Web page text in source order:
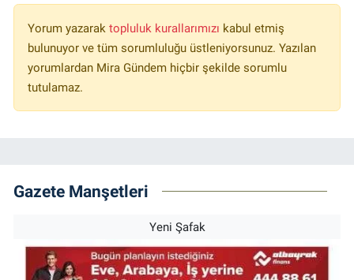
Yorum yazarak topluluk kurallarımızı kabul etmiş
bulunuyor ve tüm sorumluluğu üstleniyorsunuz. Yazılan
yorumlardan Mira Gündem hiçbir şekilde sorumlu
tutulamaz.
Gazete Manşetleri
Yeni Şafak